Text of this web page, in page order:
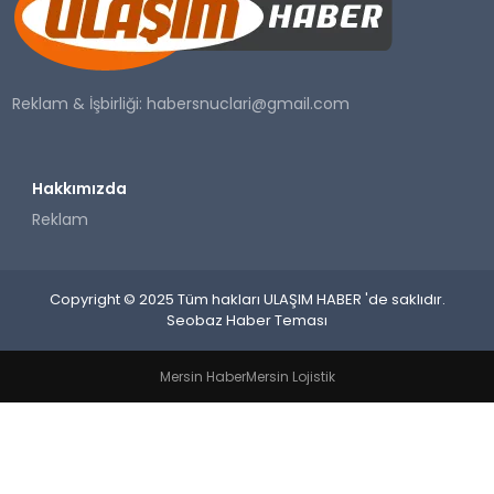
SAĞLIK
YAŞAM
Reklam & İşbirliği:habersnuclari@gmail.com
Hakkımızda
Reklam
Copyright © 2025 Tüm hakları ULAŞIM HABER 'de saklıdır.
Seobaz Haber Teması
Mersin HaberMersin Lojistik